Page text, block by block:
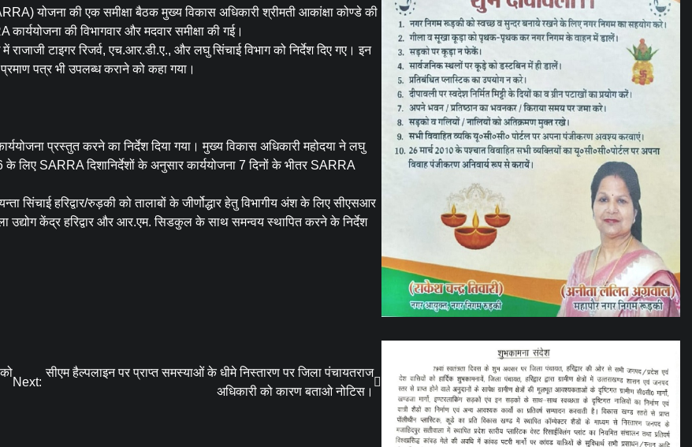
योजना की एक समीक्षा बैठक मुख्य विकास अधिकारी श्रीमती आकांक्षा कोण्डे की
की विभागवार और मदवार समीक्षा की गई।
टाइगर रिजर्व, एच.आर.डी.ए., और लघु सिंचाई विभाग को निर्देश दिए गए। इन
पत्र भी उपलब्ध कराने को कहा गया।
प्रस्तुत करने का निर्देश दिया गया। मुख्य विकास अधिकारी महोदया ने लघु
के लिए SARRA दिशानिर्देशों के अनुसार कार्ययोजना 7 दिनों के भीतर SARRA
हरिद्वार/रुड़की को तालाबों के जीर्णोद्धार हेतु विभागीय अंश के लिए सीएसआर
उद्योग केंद्र हरिद्वार और आर.एम. सिडकुल के साथ समन्वय स्थापित करने के निर्देश
Next:
सीएम हैल्पलाइन पर प्राप्त समस्याओं के धीमे निस्तारण पर जिला पंचायतराज
अधिकारी को कारण बताओ नोटिस।